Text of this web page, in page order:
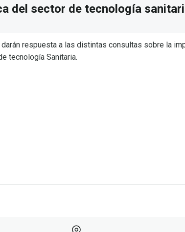
del sector de tecnología
respuesta a las distintas consultas sobre la
tecnología Sanitaria.